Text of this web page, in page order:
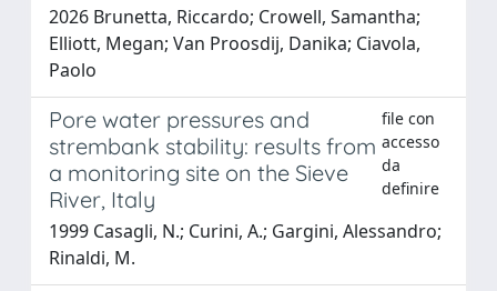
2026 Brunetta, Riccardo; Crowell, Samantha;
Elliott, Megan; Van Proosdij, Danika; Ciavola,
Paolo
Pore water pressures and
strembank stability: results from
a monitoring site on the Sieve
River, Italy
file con
accesso
da
definire
1999 Casagli, N.; Curini, A.; Gargini, Alessandro;
Rinaldi, M.